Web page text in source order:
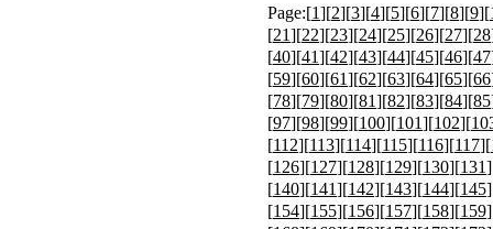
Page:[1][2][3][4][5][6][7][8][9][
[21][22][23][24][25][26][27][28
[40][41][42][43][44][45][46][47
[59][60][61][62][63][64][65][66
[78][79][80][81][82][83][84][85
[97][98][99][100][101][102][
[112][113][114][115][116][117][
[126][127][128][129][130][131
[140][141][142][143][144][145
[154][155][156][157][158][159